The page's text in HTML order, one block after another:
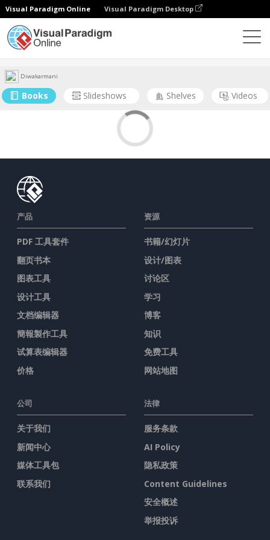
Visual Paradigm Online Visual Paradigm Desktop
Diwakarmani
Books Slideshows Shelves Videos
产品
PDF 工具套件
翻页书本
图表工具
设计工具
文档编辑器
簡報製作工具
试算表编辑器
价格
资源
书籍/幻灯片
设计/图表
讨论区
学习
博客
知识
免费工具
网站地图
公司
关于我们
新闻中心
媒体工具包
联系我们
法律
服务条款
AI Policy
隐私政策
Content Guidelines
安全概述
举报投诉